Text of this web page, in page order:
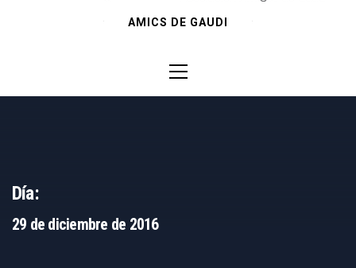
AMICS DE GAUDI
principal
Día:
29 de diciembre de 2016